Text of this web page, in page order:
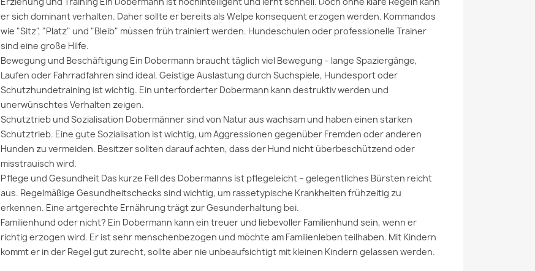
er sich dominant verhalten. Daher sollte er bereits als Welpe konsequent erzogen werden. Kommandos
wie "Sitz", "Platz" und "Bleib" müssen früh trainiert werden. Hundeschulen oder professionelle Trainer
sind eine große Hilfe.
Bewegung und Beschäftigung Ein Dobermann braucht täglich viel Bewegung – lange Spaziergänge,
Laufen oder Fahrradfahren sind ideal. Geistige Auslastung durch Suchspiele, Hundesport oder
Schutzhundetraining ist wichtig. Ein unterforderter Dobermann kann destruktiv werden und
unerwünschtes Verhalten zeigen.
Schutztrieb und Sozialisation Dobermänner sind von Natur aus wachsam und haben einen starken
Schutztrieb. Eine gute Sozialisation ist wichtig, um Aggressionen gegenüber Fremden oder anderen
Hunden zu vermeiden. Besitzer sollten darauf achten, dass der Hund nicht überbeschützend oder
misstrauisch wird.
Pflege und Gesundheit Das kurze Fell des Dobermanns ist pflegeleicht – gelegentliches Bürsten reicht
aus. Regelmäßige Gesundheitschecks sind wichtig, um rassetypische Krankheiten frühzeitig zu
erkennen. Eine artgerechte Ernährung trägt zur Gesunderhaltung bei.
Familienhund oder nicht? Ein Dobermann kann ein treuer und liebevoller Familienhund sein, wenn er
richtig erzogen wird. Er ist sehr menschenbezogen und möchte am Familienleben teilhaben. Mit Kindern
kommt er in der Regel gut zurecht, sollte aber nie unbeaufsichtigt mit kleinen Kindern gelassen werden.